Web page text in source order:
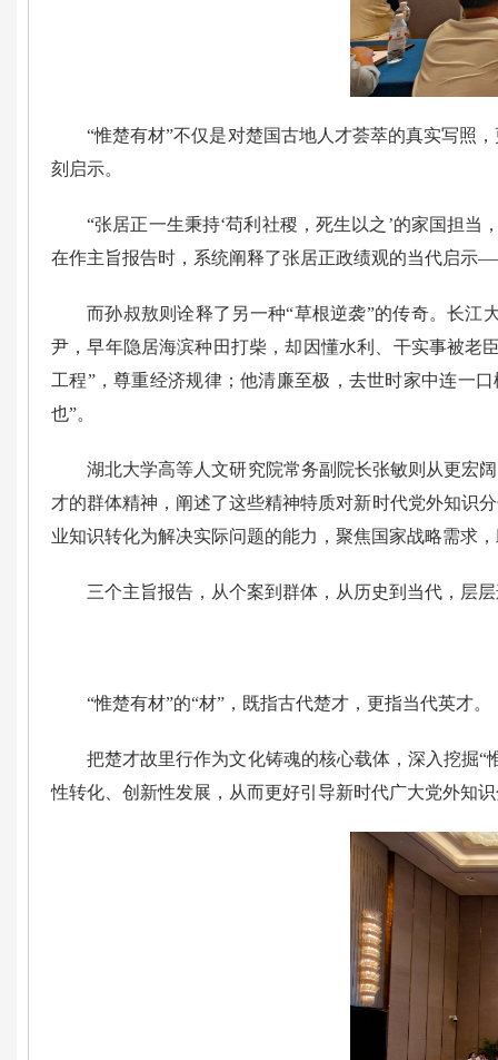
“惟楚有材”不仅是对楚国古地人才荟萃的真实写照
刻启示。
“张居正一生秉持‘苟利社稷，死生以之’的家国担
在作主旨报告时，系统阐释了张居正政绩观的当代启示
而孙叔敖则诠释了另一种“草根逆袭”的传奇。长
尹，早年隐居海滨种田打柴，却因懂水利、干实事被老
工程”，尊重经济规律；他清廉至极，去世时家中连一
也”。
湖北大学高等人文研究院常务副院长张敏则从更宏
才的群体精神，阐述了这些精神特质对新时代党外知识
业知识转化为解决实际问题的能力，聚焦国家战略需求
三个主旨报告，从个案到群体，从历史到当代，层
“惟楚有材”的“材”，既指古代楚才，更指当代英才。
把楚才故里行作为文化铸魂的核心载体，深入挖掘
性转化、创新性发展，从而更好引导新时代广大党外